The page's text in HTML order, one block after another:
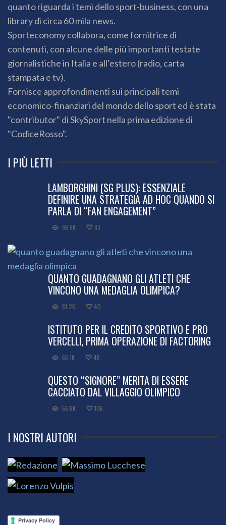
quanto riguarda i temi dello sport-business, con una
library di circa 60 mila news.
Sporteconomy collabora, come fornitrice di
contenuti, con alcune delle più importanti testate
giornalistiche in Italia e all’estero (radio, carta
stampata e tv).
Fornisce approfondimenti sui principali temi
economico-finanziari del mondo dello sport ed è stata
"contributor" di SkySport nella prima edizione di
"CodiceRosso".
I PIÙ LETTI
LAMBORGHINI (SG PLUS): ESSENZIALE
DEFINIRE UNA STRATEGIA AD HOC QUANDO SI
PARLA DI “FAN ENGAGEMENT”
98.5K 83
QUANTO GUADAGNANO GLI ATLETI CHE
VINCONO UNA MEDAGLIA OLIMPICA?
81.2K 40
ISTITUTO PER IL CREDITO SPORTIVO E PRO
VERCELLI, PRIMA OPERAZIONE DI FACTORING
66.1K 48
QUESTO “SIGNORE” MERITA DI ESSERE
CACCIATO DAL VILLAGGIO OLIMPICO
56.5K 106
I NOSTRI AUTORI